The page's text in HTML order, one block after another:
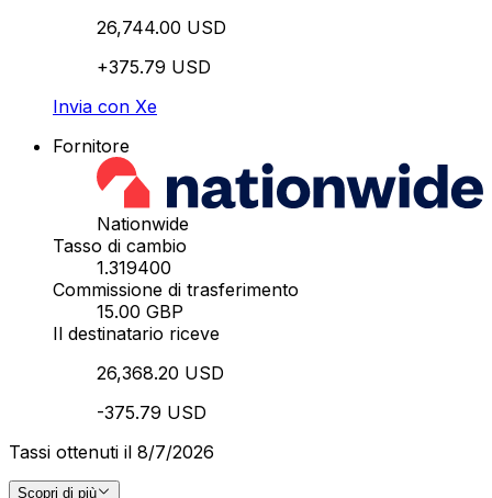
26,744.00 USD
+375.79 USD
Invia con Xe
Fornitore
Nationwide
Tasso di cambio
1.319400
Commissione di trasferimento
15.00 GBP
Il destinatario riceve
26,368.20 USD
-375.79 USD
Tassi ottenuti il 8/7/2026
Scopri di più